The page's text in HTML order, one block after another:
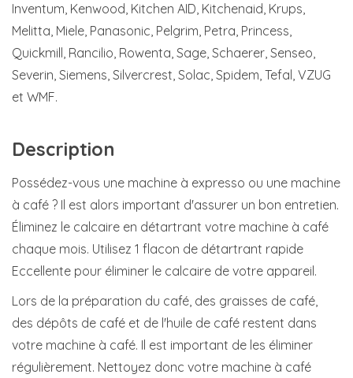
Inventum, Kenwood, Kitchen AID, Kitchenaid, Krups,
Melitta, Miele, Panasonic, Pelgrim, Petra, Princess,
Quickmill, Rancilio, Rowenta, Sage, Schaerer, Senseo,
Severin, Siemens, Silvercrest, Solac, Spidem, Tefal, VZUG
et WMF.
Description
Possédez-vous une machine à expresso ou une machine
à café ? Il est alors important d'assurer un bon entretien.
Éliminez le calcaire en détartrant votre machine à café
chaque mois. Utilisez 1 flacon de détartrant rapide
Eccellente pour éliminer le calcaire de votre appareil.
Lors de la préparation du café, des graisses de café,
des dépôts de café et de l'huile de café restent dans
votre machine à café. Il est important de les éliminer
régulièrement. Nettoyez donc votre machine à café